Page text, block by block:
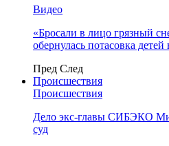
Видео
«Бросали в лицо грязный
обернулась потасовка
Пред След
Происшествия
Происшествия
Дело экс-главы СИБЭКО
суд